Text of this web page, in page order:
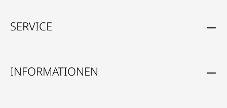
SERVICE
INFORMATIONEN